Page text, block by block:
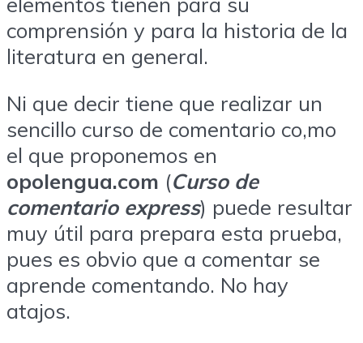
comprensión y para la historia de la
literatura en general.
Ni que decir tiene que realizar un
sencillo curso de comentario co,mo
el que proponemos en
opolengua.com (Curso de
comentario express) puede resultar
muy útil para prepara esta prueba,
pues es obvio que a comentar se
aprende comentando. No hay
atajos.